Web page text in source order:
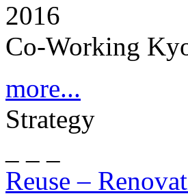
2016
Co-Working
more...
Strategy
Reuse –